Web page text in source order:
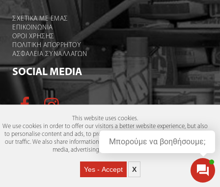
ΣΧΕΤΙΚΑ ΜΕ ΕΜΑΣ
ΕΠΙΚΟΙΝΩΝΙΑ
ΟΡΟΙ ΧΡΉΣΗΣ
ΠΟΛΙΤΙΚΗ ΑΠΟΡΡΗΤΟΥ
ΑΣΦΑΛΕΙΑ ΣΥΝΑΛΛΑΓΩΝ
SOCIAL MEDIA
Οι αναγραφόμενες τιμές ισχύουν μόνο για το ηλεκτρονικό
κατάστημα και όχι για το φυσικό.
powered by GSQUARED (aka GxG)
↑
This website uses cookies.
We use cookies in order to offer our visitors a better website experience, but also
to personalise content and ads, to provide social media features and to analyse
our traffic. We also share information about your use of our site with our social
media, advertising and analytics partners.
Yes - Accept X
Μπορούμε να βοηθήσουμε;